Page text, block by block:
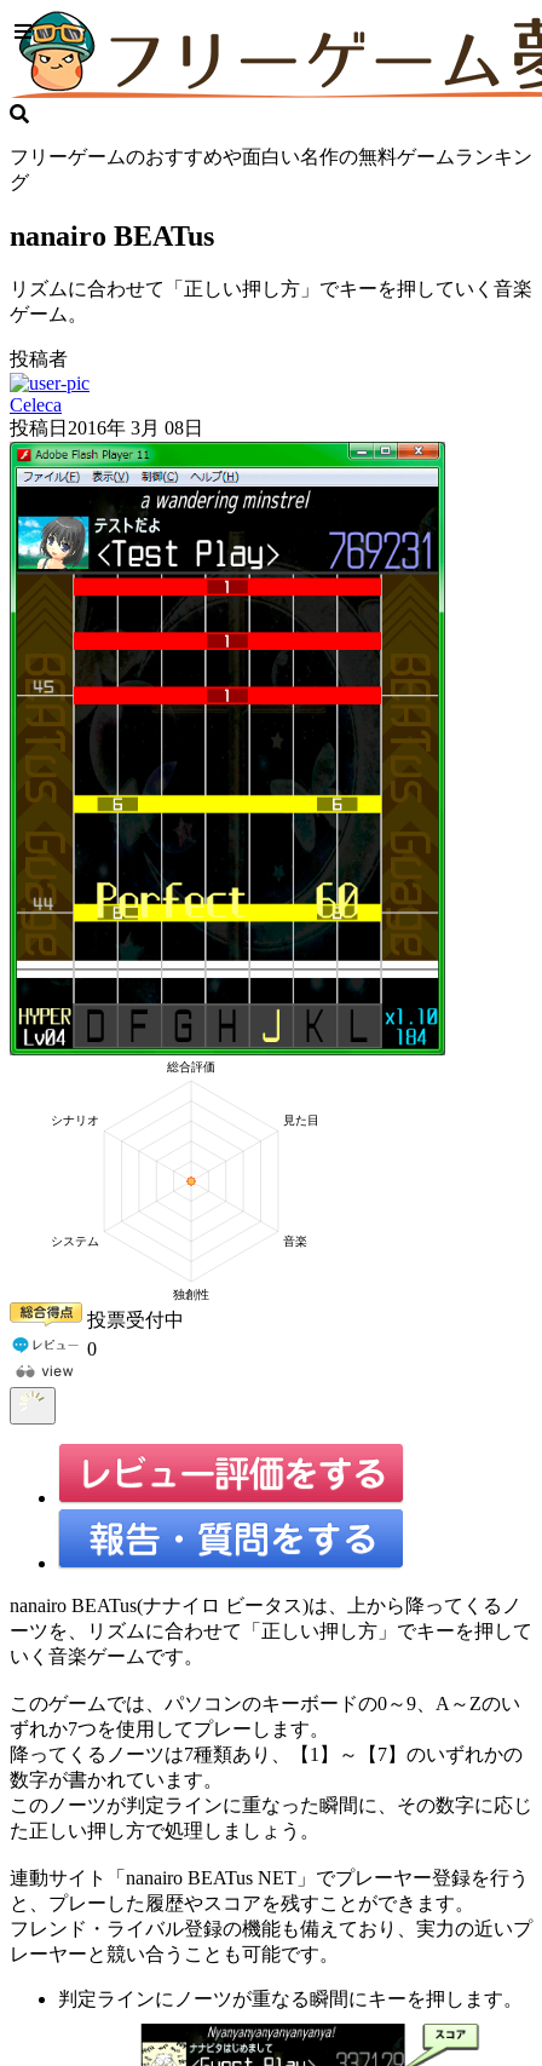
フリーゲームのおすすめや面白い名作の無料ゲームランキン
グ
nanairo BEATus
リズムに合わせて「正しい押し方」でキーを押していく音楽
ゲーム。
投稿者
Celeca
投稿日 2016年 3月 08日
投票受付中
0
nanairo BEATus(ナナイロ ビータス)は、上から降ってくるノ
ーツを、リズムに合わせて「正しい押し方」でキーを押して
いく音楽ゲームです。
このゲームでは、パソコンのキーボードの0～9、A～Zのい
ずれか7つを使用してプレーします。
降ってくるノーツは7種類あり、【1】～【7】のいずれかの
数字が書かれています。
このノーツが判定ラインに重なった瞬間に、その数字に応じ
た正しい押し方で処理しましょう。
連動サイト「nanairo BEATus NET」でプレーヤー登録を行う
と、プレーした履歴やスコアを残すことができます。
フレンド・ライバル登録の機能も備えており、実力の近いプ
レーヤーと競い合うことも可能です。
判定ラインにノーツが重なる瞬間にキーを押します。